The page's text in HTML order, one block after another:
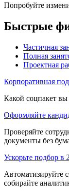
Попробуйте
Быстрые
Частичная
Полная
Проектная
Корпоративная
Какой соцпакет
Оформляйте
Проверяйте
документы без
Ускорьте подбор в
Автоматизируйте
собирайте